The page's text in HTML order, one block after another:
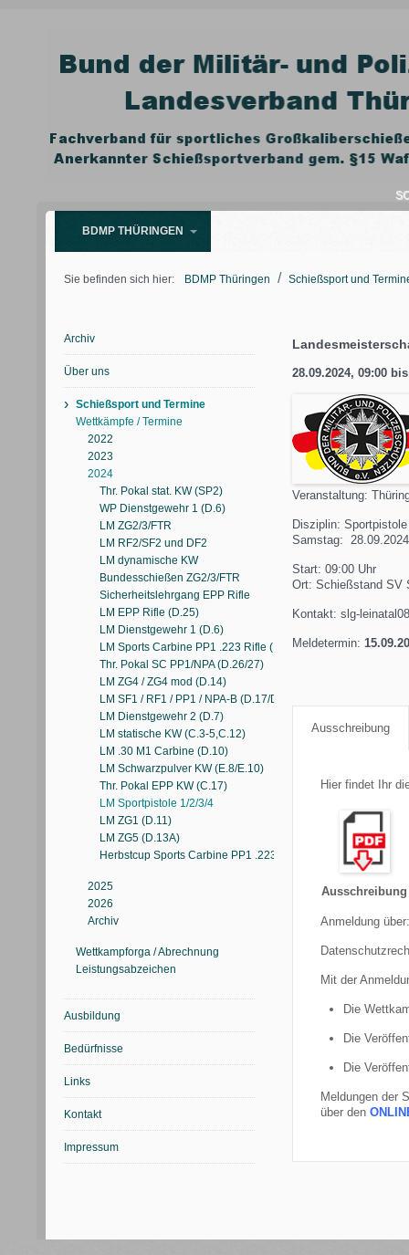
BDMP THÜRINGEN
Sie befinden sich hier: BDMP Thüringen / Schießsport und
28.09.2024, 09:00
Veranstaltung:
Disziplin:
Samstag: 28.09.2024
Start: 09:00 Uhr
Ort: Schießstand SV
Kontakt: slg-
Meldetermin:
Ausschreibung
Hier findet Ihr
Ausschreibung
Anmeldung
Mit der
Die
Die
Die
Meldungen der
über den
Archiv
Über uns
› Schießsport und Termine
Wettkämpfe / Termine
2022
2023
2024
Thr. Pokal stat. KW (SP2)
WP Dienstgewehr 1 (D.6)
LM ZG2/3/FTR
LM RF2/SF2 und DF2
LM dynamische KW
Bundesschießen ZG2/3/FTR
Sicherheitslehrgang EPP Rifle
LM EPP Rifle (D.25)
LM Dienstgewehr 1 (D.6)
LM Sports Carbine PP1 .223 Rifle (D.30)
Thr. Pokal SC PP1/NPA (D.26/27)
LM ZG4 / ZG4 mod (D.14)
LM SF1 / RF1 / PP1 / NPA-B (D.17/D.17A/D.17B)
LM Dienstgewehr 2 (D.7)
LM statische KW (C.3-5,C.12)
LM .30 M1 Carbine (D.10)
LM Schwarzpulver KW (E.8/E.10)
Thr. Pokal EPP KW (C.17)
LM Sportpistole 1/2/3/4
LM ZG1 (D.11)
LM ZG5 (D.13A)
Herbstcup Sports Carbine PP1 .223 Rifle (D.30)
2025
2026
Archiv
Wettkampforga / Abrechnung
Leistungsabzeichen
Ausbildung
Bedürfnisse
Links
Kontakt
Impressum